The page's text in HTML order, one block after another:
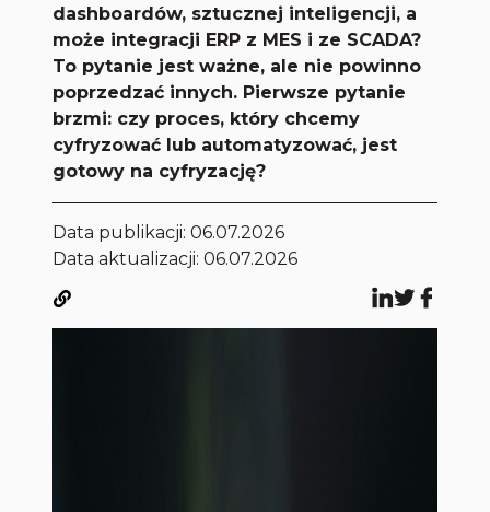
dashboardów, sztucznej inteligencji, a
może integracji ERP z MES i ze SCADA?
To pytanie jest ważne, ale nie powinno
poprzedzać innych. Pierwsze pytanie
brzmi: czy proces, który chcemy
cyfryzować lub automatyzować, jest
gotowy na cyfryzację?
Data publikacji:06.07.2026
Data aktualizacji: 06.07.2026